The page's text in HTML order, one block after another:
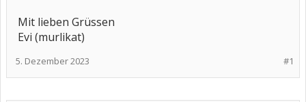
Mit lieben Grüssen
Evi (murlikat)
#1
5. Dezember 2023